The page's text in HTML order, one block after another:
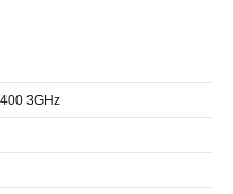
3GHz